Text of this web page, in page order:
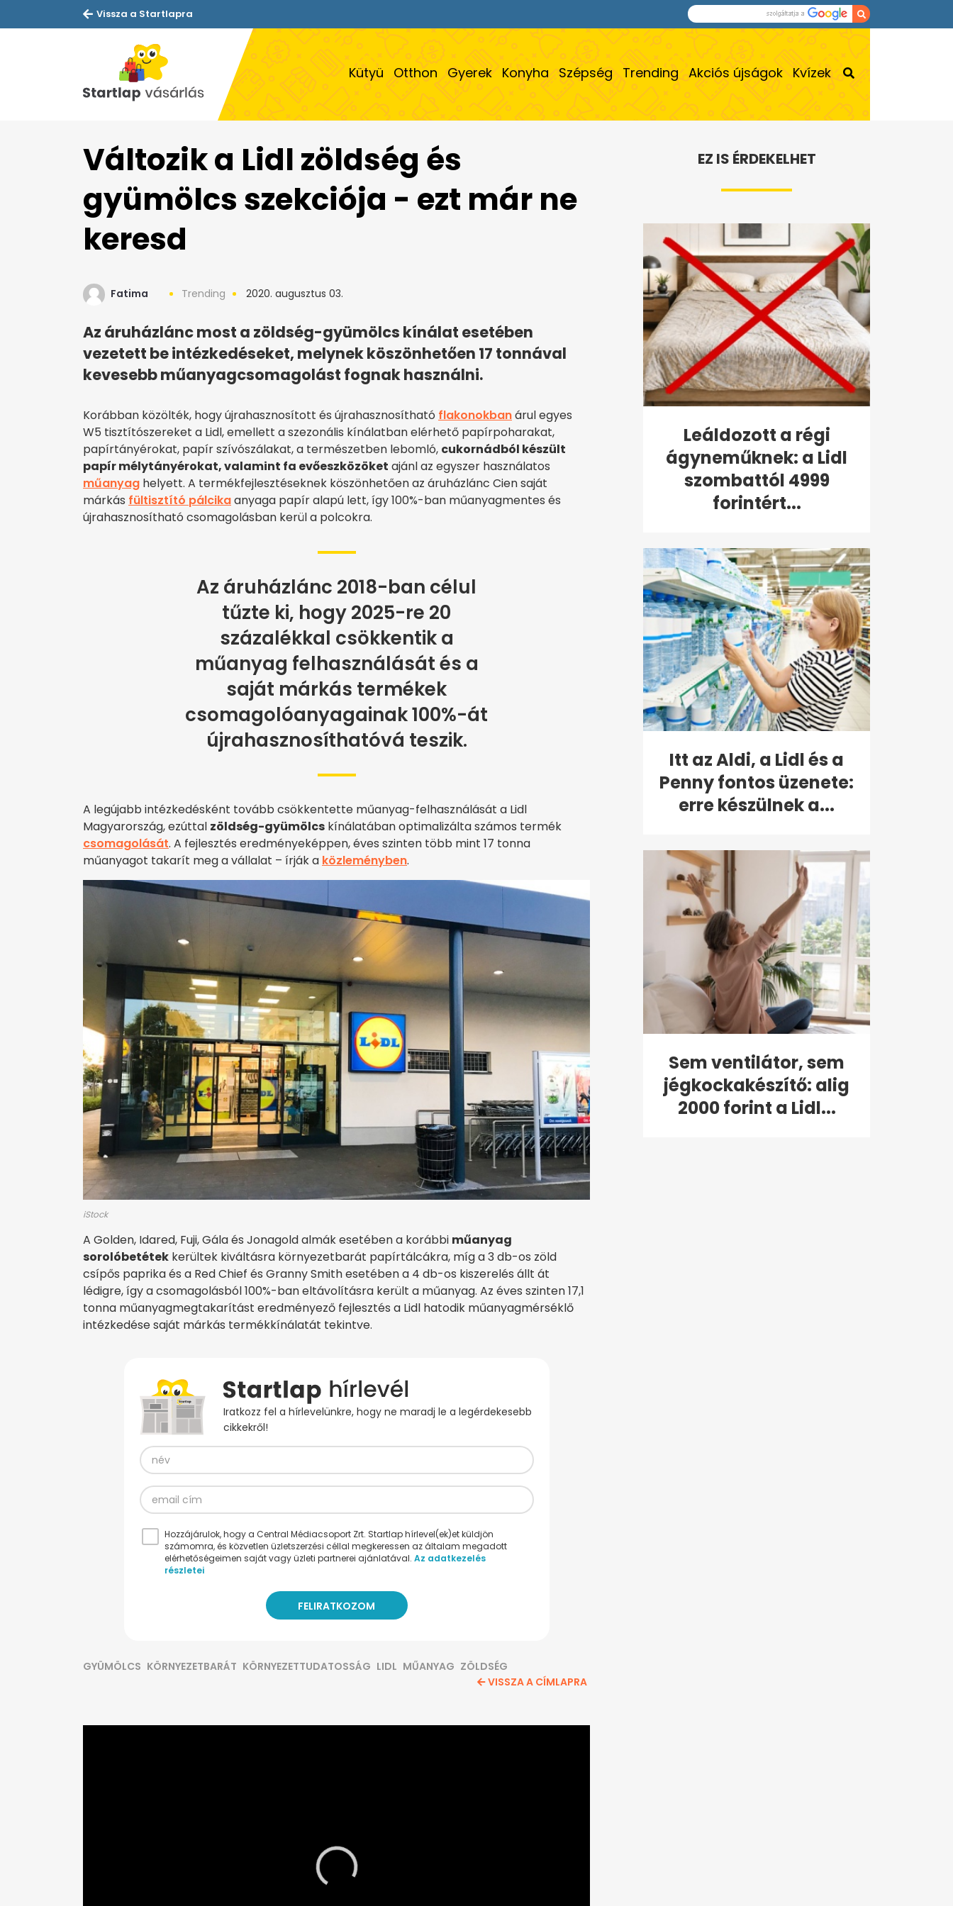
Vissza a Startlapra
Kütyü Otthon Gyerek Konyha Szépség Trending Akciós újságok Kvízek
Változik a Lidl zöldség és
gyümölcs szekciója - ezt már ne
keresd
Fatima Trending 2020. augusztus 03.
Az áruházlánc most a zöldség-gyümölcs kínálat esetében
vezetett be intézkedéseket, melynek köszönhetően 17 tonnával
kevesebb műanyagcsomagolást fognak használni.
Korábban közölték, hogy újrahasznosított és újrahasznosítható flakonokbanárul egyes
W5 tisztítószereket a Lidl, emellett a szezonális kínálatban elérhető papírpoharakat,
papírtányérokat, papír szívószálakat, a természetben lebomló, cukornádból készült
papír mélytányérokat, valamint fa evőeszközöket ajánl az egyszer használatos
műanyag helyett. A termékfejlesztéseknek köszönhetően az áruházlánc Cien saját
márkás fültisztító pálcikaanyaga papír alapú lett, így 100%-ban műanyagmentes és
újrahasznosítható csomagolásban kerül a polcokra.
Az áruházlánc 2018-ban célul
tűzte ki, hogy 2025-re 20
százalékkal csökkentik a
műanyag felhasználását és a
saját márkás termékek
csomagolóanyagainak 100%-át
újrahasznosíthatóvá teszik.
A legújabb intézkedésként tovább csökkentette műanyag-felhasználását a Lidl
Magyarország, ezúttal zöldség-gyümölcs kínálatában optimalizálta számos termék
csomagolását. A fejlesztés eredményeképpen, éves szinten több mint 17 tonna
műanyagot takarít meg a vállalat – írják a közleményben.
iStock
A Golden, Idared, Fuji, Gála és Jonagold almák esetében a korábbi műanyag
sorolóbetétek kerültek kiváltásra környezetbarát papírtálcákra, míg a 3 db-os zöld
csípős paprika és a Red Chief és Granny Smith esetében a 4 db-os kiszerelés állt át
lédigre, így a csomagolásból 100%-ban eltávolításra került a műanyag. Az éves szinten 17,1
tonna műanyagmegtakarítást eredményező fejlesztés a Lidl hatodik műanyagmérséklő
intézkedése saját márkás termékkínálatát tekintve.
Iratkozz fel a hírlevelünkre, hogy ne maradj le a legérdekesebb
cikkekről!
Hozzájárulok, hogy a Central Médiacsoport Zrt. Startlap hírlevel(ek)et küldjön
számomra, és közvetlen üzletszerzési céllal megkeressen az általam megadott
elérhetőségeimen saját vagy üzleti partnerei ajánlatával. Az adatkezelés
részletei
GYÜMÖLCS KÖRNYEZETBARÁT KÖRNYEZETTUDATOSSÁG LIDL MŰANYAG ZÖLDSÉG
VISSZA A CÍMLAPRA
EZ IS ÉRDEKELHET
Leáldozott a régi
ágyneműknek: a Lidl
szombattól 4999
forintért...
Itt az Aldi, a Lidl és a
Penny fontos üzenete:
erre készülnek a...
Sem ventilátor, sem
jégkockakészítő: alig
2000 forint a Lidl...